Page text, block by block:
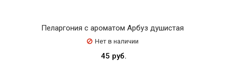
Пеларгония с ароматом Арбуз душистая
Нет в наличии
45 руб.